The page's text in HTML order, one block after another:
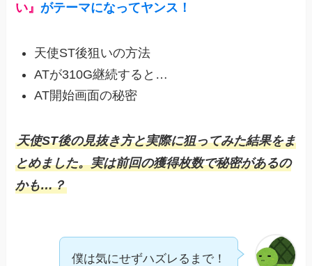
い』 がテーマになってヤンス！
天使ST後狙いの方法
ATが310G継続すると…
AT開始画面の秘密
天使ST後の見抜き方と実際に狙ってみた結果をま
とめました。実は前回の獲得枚数で秘密があるの
かも…？
僕は気にせずハズレるまで！